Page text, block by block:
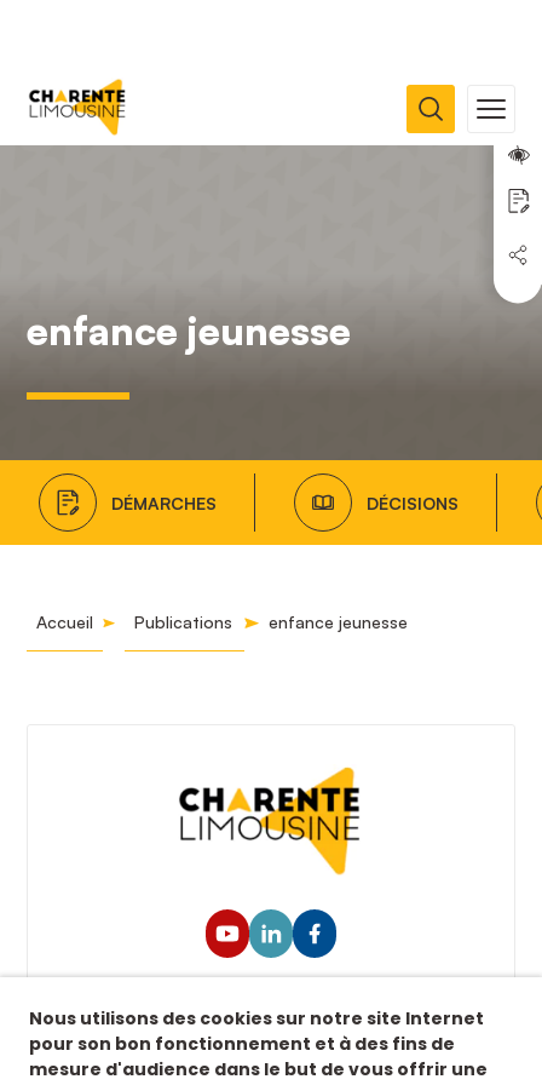
enfance jeunesse
DÉMARCHES DÉCISIONS
Accueil Publications enfance jeunesse
Retrouvez-nous sur nos réseaux sociaux afin de
suivre toutes nos actualités.
Nous utilisons des cookies sur notre site Internet
pour son bon fonctionnement et à des fins de
mesure d'audience dans le but de vous offrir une